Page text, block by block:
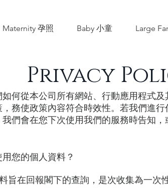
Maternity 孕照 Baby 小童 Large
Privacy
何從本公司所有網站、行動應用程式
務使政策內容符合時效性。若我們進
們會在您下次使用我們的服務時告知，
您的個人資料？
旨在回報閣下的查詢，是次收集為一次